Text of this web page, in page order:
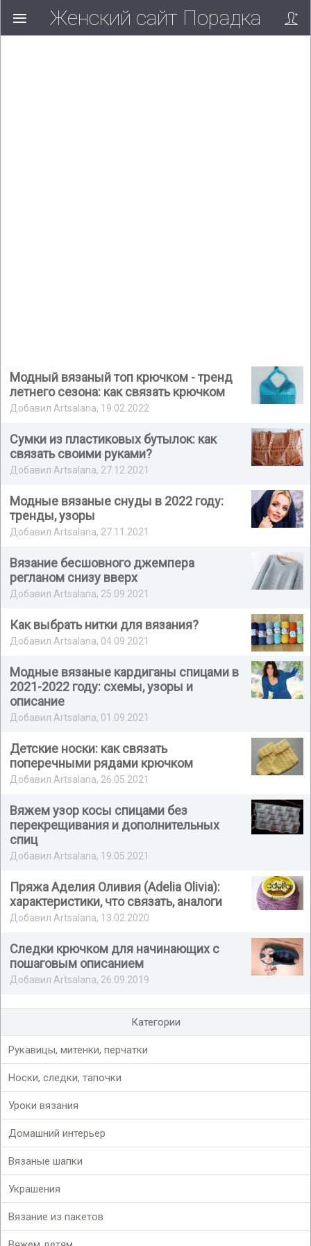
Женский сайт Порадка
Модный вязаный топ крючком - тренд
летнего сезона: как связать крючком
Добавил Artsalana, 19.02.2022
Сумки из пластиковых бутылок: как
связать своими руками?
Добавил Artsalana, 27.12.2021
Модные вязаные снуды в 2022 году:
тренды, узоры
Добавил Artsalana, 27.11.2021
Вязание бесшовного джемпера
регланом снизу вверх
Добавил Artsalana, 25.09.2021
Как выбрать нитки для вязания?
Добавил Artsalana, 04.09.2021
Модные вязаные кардиганы спицами в
2021-2022 году: схемы, узоры и
описание
Добавил Artsalana, 01.09.2021
Детские носки: как связать
поперечными рядами крючком
Добавил Artsalana, 26.05.2021
Вяжем узор косы спицами без
перекрещивания и дополнительных
спиц
Добавил Artsalana, 19.05.2021
Пряжа Аделия Оливия (Adelia Olivia):
характеристики, что связать, аналоги
Добавил Artsalana, 13.02.2020
Следки крючком для начинающих с
пошаговым описанием
Добавил Artsalana, 26.09.2019
Категории
Рукавицы, митенки, перчатки
Носки, следки, тапочки
Уроки вязания
Домашний интерьер
Вязаные шапки
Украшения
Вязание из пакетов